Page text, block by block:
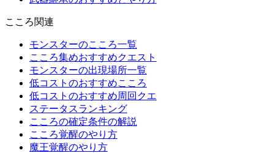
こころ関連
モンスターのこころ一覧
こころ集めおすすめクエスト
モンスターの出現場所一覧
低コストのおすすめこころ
低コストのおすすめ周回クエ
ステータスランキング
こころの確定条件の解説
こころ覚醒のやり方
魔王覚醒のやり方